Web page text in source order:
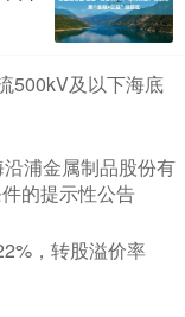
500kV及以下海底
浦金属制品股份有
的提示性公告
，转股溢价率